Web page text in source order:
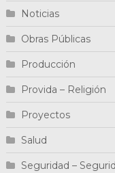
Noticias
Obras Públicas
Producción
Provida – Religión
Proyectos
Salud
Seguridad –